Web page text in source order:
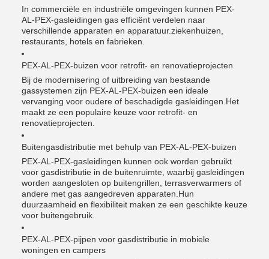
In commerciële en industriële omgevingen kunnen PEX-
AL-PEX-gasleidingen gas efficiënt verdelen naar
verschillende apparaten en apparatuur.ziekenhuizen,
restaurants, hotels en fabrieken.
PEX-AL-PEX-buizen voor retrofit- en renovatieprojecten
Bij de modernisering of uitbreiding van bestaande
gassystemen zijn PEX-AL-PEX-buizen een ideale
vervanging voor oudere of beschadigde gasleidingen.Het
maakt ze een populaire keuze voor retrofit- en
renovatieprojecten.
Buitengasdistributie met behulp van PEX-AL-PEX-buizen
PEX-AL-PEX-gasleidingen kunnen ook worden gebruikt
voor gasdistributie in de buitenruimte, waarbij gasleidingen
worden aangesloten op buitengrillen, terrasverwarmers of
andere met gas aangedreven apparaten.Hun
duurzaamheid en flexibiliteit maken ze een geschikte keuze
voor buitengebruik.
PEX-AL-PEX-pijpen voor gasdistributie in mobiele
woningen en campers